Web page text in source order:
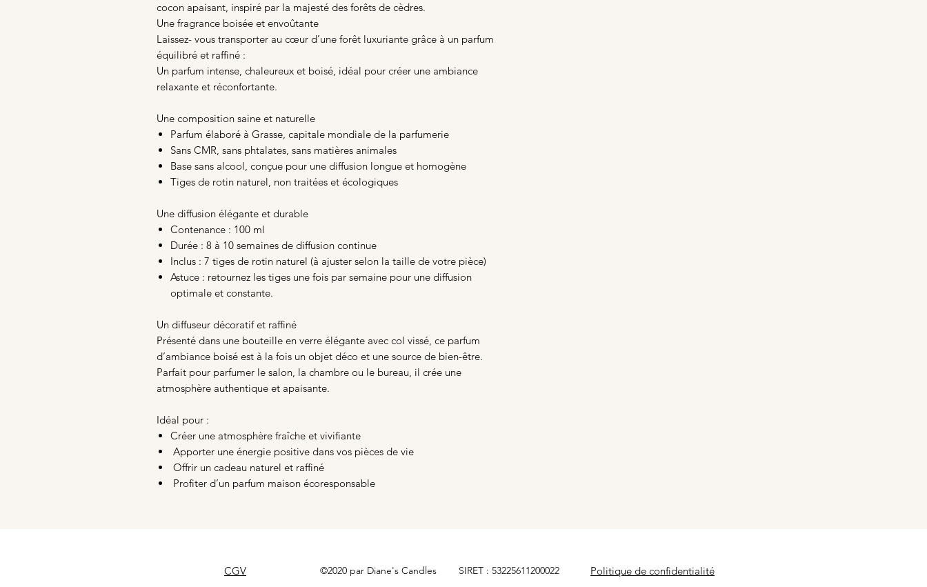
cocon apaisant, inspiré par la majesté des forêts de cèdres.
Une fragrance boisée et envoûtante
Laissez- vous transporter au cœur d’une forêt luxuriante grâce à un parfum
équilibré et raffiné :
Un parfum intense, chaleureux et boisé, idéal pour créer une ambiance
relaxante et réconfortante.
Une composition saine et naturelle
Parfum élaboré à Grasse, capitale mondiale de la parfumerie
Sans CMR, sans phtalates, sans matières animales
Base sans alcool, conçue pour une diffusion longue et homogène
Tiges de rotin naturel, non traitées et écologiques
Une diffusion élégante et durable
Contenance : 100 ml
Durée : 8 à 10 semaines de diffusion continue
Inclus : 7 tiges de rotin naturel (à ajuster selon la taille de votre pièce)
Astuce : retournez les tiges une fois par semaine pour une diffusion
optimale et constante.
Un diffuseur décoratif et raffiné
Présenté dans une bouteille en verre élégante avec col vissé, ce parfum
d’ambiance boisé est à la fois un objet déco et une source de bien-être.
Parfait pour parfumer le salon, la chambre ou le bureau, il crée une
atmosphère authentique et apaisante.
Idéal pour :
Créer une atmosphère fraîche et vivifiante
Apporter une énergie positive dans vos pièces de vie
Offrir un cadeau naturel et raffiné
Profiter d’un parfum maison écoresponsable
CGV ©2020 par Diane's Candles SIRET : 53225611200022 Politique de confidentialité